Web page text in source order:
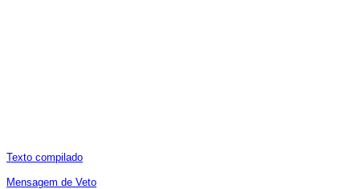
Texto compilado
Mensagem de Veto